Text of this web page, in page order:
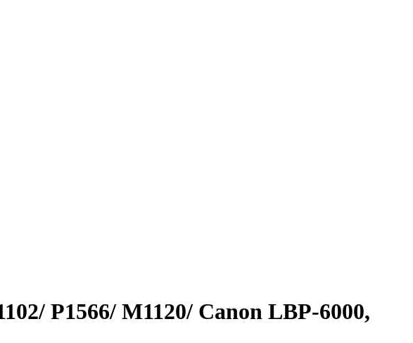
P1566/ M1120/ Canon LBP-6000,